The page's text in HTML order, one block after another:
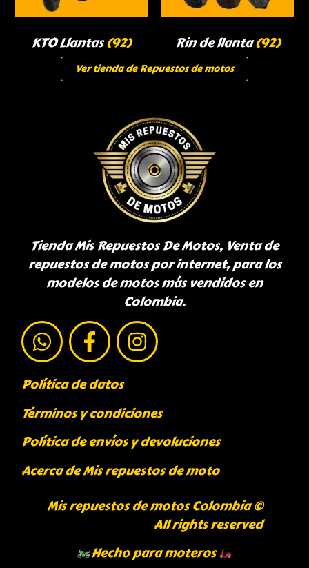
KTO Llantas(92) Rin de llanta(92)
Ver tienda de Repuestos de motos
Tienda Mis Repuestos De Motos, Venta de
repuestos de motos por internet, para los
modelos de motos más vendidos en
Colombia.
Política de datos
Términos y condiciones
Política de envíos y devoluciones
Acerca de Mis repuestos de moto
Mis repuestos de motos Colombia ©
All rights reserved
Hecho para moteros